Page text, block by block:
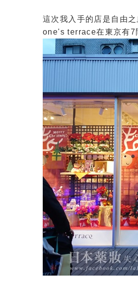
這次我入手的店是自由
one's terrace在東京有7